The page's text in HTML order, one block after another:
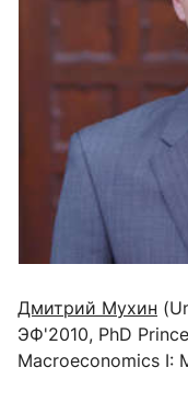
Дмитрий Мухин
ЭФ'2010, PhD
Macroeconomics I: